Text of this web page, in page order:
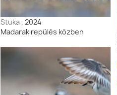
Stuka, 2024
Madarak repülés közben